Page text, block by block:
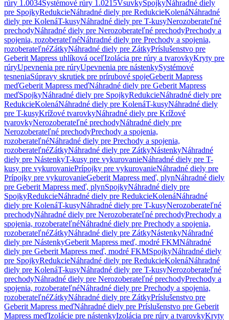
rúry 1.0034Systémové rúry 1.0215VsuvkySpojkyNáhradné diely
pre SpojkyRedukcieNáhradné diely pre RedukcieKolenáNáhradné
diely pre KolenáT-kusyNáhradné diely pre T-kusyNerozoberateľné
prechodyNáhradné diely pre Nerozoberateľné prechodyPrechody a
spojenia, rozoberateľnéNáhradné diely pre Prechody a spojenia,
rozoberateľnéZátkyNáhradné diely pre ZátkyPríslušenstvo pre
Geberit Mapress uhlíková oceľIzolácia pre rúry a tvarovkyKryty pre
rúryUpevnenia pre rúryUpevnenia pre nástenkySystémové
tesneniaSúpravy skrutiek pre prírubové spojeGeberit Mapress
meďGeberit Mapress meďNáhradné diely pre Geberit Mapress
meďSpojkyNáhradné diely pre SpojkyRedukcieNáhradné diely pre
RedukcieKolenáNáhradné diely pre KolenáT-kusyNáhradné diely
pre T-kusyKrížové tvarovkyNáhradné diely pre Krížové
tvarovkyNerozoberateľné prechodyNáhradné diely pre
Nerozoberateľné prechodyPrechody a spojenia,
rozoberateľnéNáhradné diely pre Prechody a spojenia,
rozoberateľnéZátkyNáhradné diely pre ZátkyNástenkyNáhradné
diely pre NástenkyT-kusy pre vykurovanieNáhradné diely pre T-
kusy pre vykurovaniePrípojky pre vykurovanieNáhradné diely pre
Prípojky pre vykurovanieGeberit Mapress meď, plynNáhradné diely
pre Geberit Mapress meď, plynSpojkyNáhradné diely pre
SpojkyRedukcieNáhradné diely pre RedukcieKolenáNáhradné
diely pre KolenáT-kusyNáhradné diely pre T-kusyNerozoberateľné
prechodyNáhradné diely pre Nerozoberateľné prechodyPrechody a
spojenia, rozoberateľnéNáhradné diely pre Prechody a spojenia,
rozoberateľnéZátkyNáhradné diely pre ZátkyNástenkyNáhradné
diely pre NástenkyGeberit Mapress meď, modré FKMNáhradné
diely pre Geberit Mapress meď, modré FKMSpojkyNáhradné diely
pre SpojkyRedukcieNáhradné diely pre RedukcieKolenáNáhradné
diely pre KolenáT-kusyNáhradné diely pre T-kusyNerozoberateľné
prechodyNáhradné diely pre Nerozoberateľné prechodyPrechody a
spojenia, rozoberateľnéNáhradné diely pre Prechody a spojenia,
rozoberateľnéZátkyNáhradné diely pre ZátkyPríslušenstvo pre
Geberit Mapress meďNáhradné diely pre Príslušenstvo pre Geberit
Mapress meďIzolácie pre nástenkyIzolácia pre rúry a tvarovkyKryty